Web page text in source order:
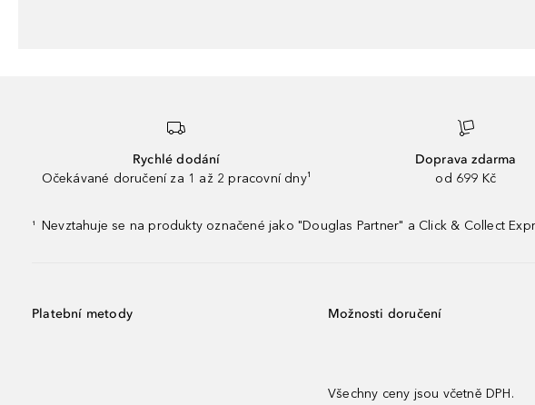
Rychlé dodání
Očekávané doručení za 1 až 2 pracovní dny¹
Doprava zdarma
od 699 Kč
¹ Nevztahuje se na produkty označené jako "Douglas Partner" a Click & Collect
Platební metody Možnosti doručení
Všechny ceny jsou včetně DPH.